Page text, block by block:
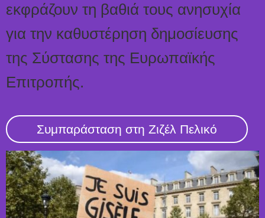
εκφράζουν τη βαθιά τους ανησυχία
για την καθυστέρηση δημοσίευσης
της Σύστασης της Ευρωπαϊκής
Επιτροπής.
Συμπαράσταση στη Ζιζέλ Πελικό